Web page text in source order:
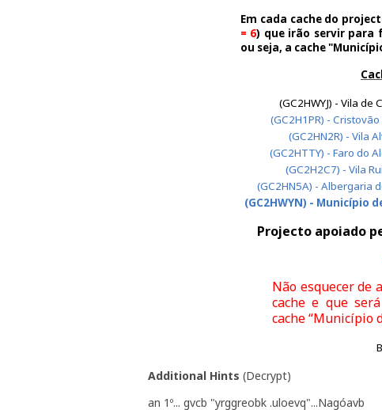
Em cada cache do
= 6) que irão servir para
ou seja, a cache
(GC2HWYJ) - Vila
(GC2H1PR) -
(GC2HN2R) - Vila
(GC2HTTY) - Faro do
(GC2H2C7) - Vila
(GC2HN5A) - Albergaria
(GC2HWYN) - Município
Projecto apoiado
Não esquecer de
cache e que
cache “Município
Additional Hints (Decrypt)
an 1º... gvcb "yrggreobk .uloevq"...Nagóavb